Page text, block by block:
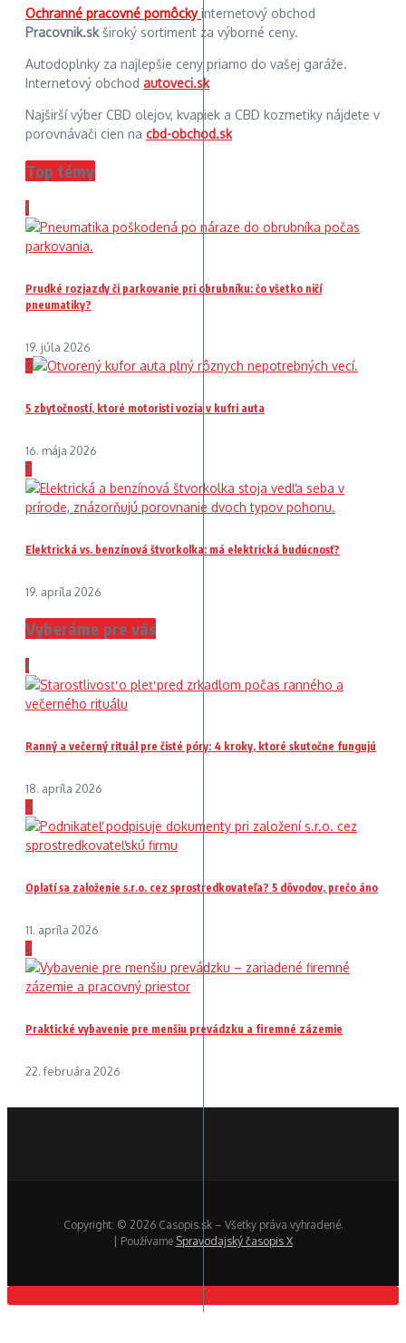
Ochranné pracovné pomôckyinternetový obchod
Pracovnik.skširoký sortiment za výborné ceny.
Autodoplnky za najlepšie ceny priamo do vašej garáže.
Internetový obchod autoveci.sk
Najširší výber CBD olejov, kvapiek a CBD kozmetiky nájdete v
porovnávači cien na cbd-obchod.sk
Top témy
1
Prudké rozjazdy či parkovanie pri obrubníku: čo všetko ničí
pneumatiky?
19. júla 2026
2
5 zbytočností, ktoré motoristi vozia v kufri auta
16. mája 2026
3
Elektrická vs. benzínová štvorkolka: má elektrická budúcnosť?
19. apríla 2026
Vyberáme pre vás
1
Ranný a večerný rituál pre čisté póry: 4 kroky, ktoré skutočne fungujú
18. apríla 2026
2
Oplatí sa založenie s.r.o. cez sprostredkovateľa? 5 dôvodov, prečo áno
11. apríla 2026
3
Praktické vybavenie pre menšiu prevádzku a firemné zázemie
22. februára 2026
Copyright: © 2026 Casopis.sk – Všetky práva vyhradené.
| Používame Spravodajský časopis X